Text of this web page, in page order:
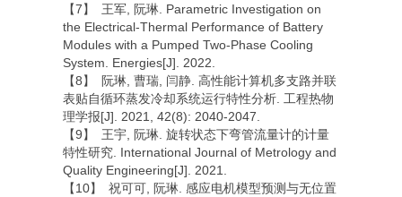
【7】 王军, 阮琳. Parametric Investigation on
the Electrical-Thermal Performance of Battery
Modules with a Pumped Two-Phase Cooling
System. Energies[J]. 2022.
【8】 阮琳, 曹瑞, 闫静. 高性能计算机多支路并联
表贴自循环蒸发冷却系统运行特性分析. 工程热物
理学报[J]. 2021, 42(8): 2040-2047.
【9】 王宇, 阮琳. 旋转状态下弯管流量计的计量
特性研究. International Journal of Metrology and
Quality Engineering[J]. 2021.
【10】 祝可可, 阮琳. 感应电机模型预测与无位置